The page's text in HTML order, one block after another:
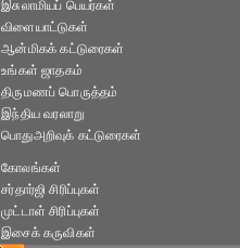
இசுலாமியப் பெயர்கள்
விளையாட்டுகள்
ஆன்மிகக் கட்டுரைகள்
உங்கள் ஜாதகம்
திருமணப் பொருத்தம்
இந்திய வரலாறு
பொதுஅறிவுக் கட்டுரைகள்
கோலங்கள்
சர்தார்ஜி சிரிப்புகள்
முட்டாள் சிரிப்புகள்
இசைக் கருவிகள்